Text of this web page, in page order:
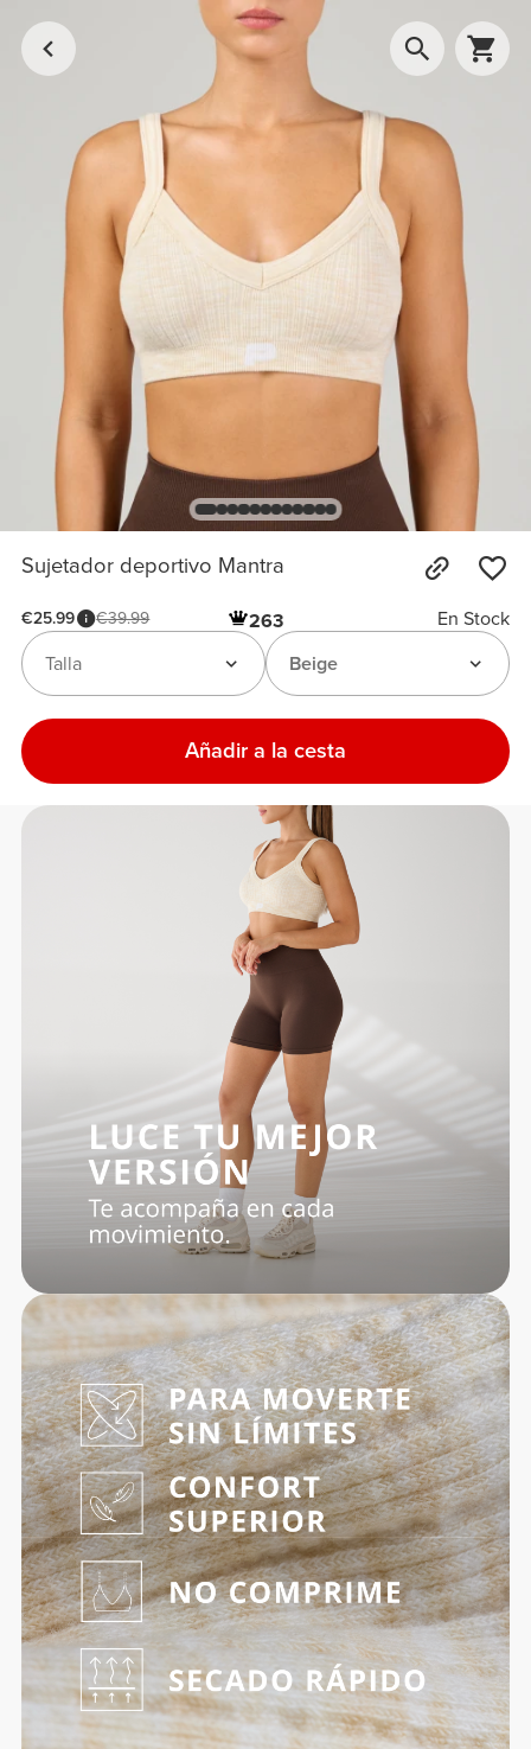
Sujetador deportivo Mantra
€25.99 €39.99 263
En Stock
Beige
Talla
Añadir a la cesta